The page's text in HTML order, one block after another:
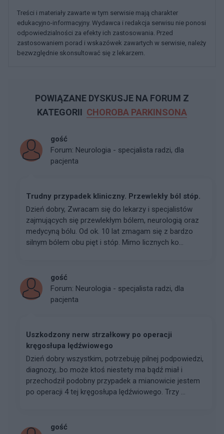
Treści i materiały zawarte w tym serwisie mają charakter
edukacyjno-informacyjny. Wydawca i redakcja serwisu nie ponosi
odpowiedzialności za efekty ich zastosowania. Przed
zastosowaniem porad i wskazówek zawartych w serwisie, należy
bezwzględnie skonsultować się z lekarzem.
POWIĄZANE DYSKUSJE NA FORUM Z
KATEGORII CHOROBA PARKINSONA
gość
Forum: Neurologia - specjalista radzi, dla
pacjenta
Trudny przypadek kliniczny. Przewlekły ból stóp.
Dzień dobry, Zwracam się do lekarzy i specjalistów
zajmujących się przewlekłym bólem, neurologią oraz
medycyną bólu. Od ok. 10 lat zmagam się z bardzo
silnym bólem obu pięt i stóp. Mimo licznych ko...
gość
Forum: Neurologia - specjalista radzi, dla
pacjenta
Uszkodzony nerw strzałkowy po operacji
kręgosłupa lędźwiowego
Dzień dobry wszystkim, potrzebuję pilnej podpowiedzi,
diagnozy,..bo może ktoś niestety ma bądź miał i
przechodził podobny przypadek a mianowicie jestem
po operacji 4 tej kręgosłupa lędźwiowego. Trzy ...
gość